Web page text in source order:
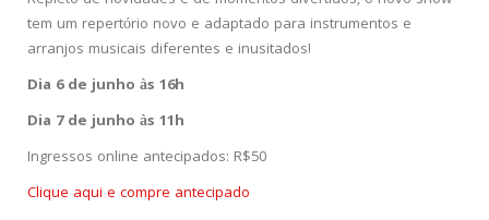
tem um repertório novo e adaptado para instrumentos e
arranjos musicais diferentes e inusitados!
Dia 6 de junho às 16h
Dia 7 de junho às 11h
Ingressos online antecipados: R$50
Clique aqui e compre antecipado